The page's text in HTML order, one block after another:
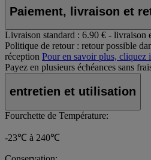
Paiement, livraison et
Livraison standard : 6.90 € - livraison
Politique de retour : retour possible
réception Pour en savoir plus, cliquez
Payez en plusieurs échéances sans
entretien et utilisation
Fourchette de Température:
-23℃ à 240℃